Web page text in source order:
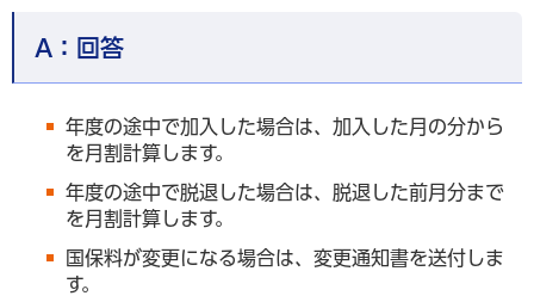
A： 回答
年度の途中で加入した場合は、加入した月の分から
を月割計算します。
年度の途中で脱退した場合は、脱退した前月分まで
を月割計算します。
国保料が変更になる場合は、変更通知書を送付しま
す。